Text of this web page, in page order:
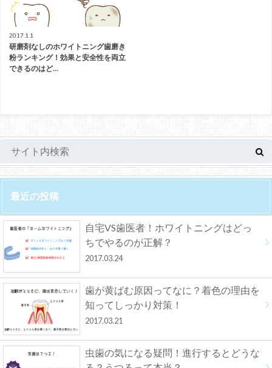
2017.1.1
研磨剤なしのホワイトニング歯磨き
粉ランキング！効果と安全性を両立
できるのはど…
最近の投稿
自宅VS歯医者！ホワイトニングはどっ
ちでやるのが正解？
2017.03.24
歯が黄ばむ原因ってなに？着色の理由を
知ってしっかり対策！
2017.03.21
虫歯の気になる疑問！進行するとどうな